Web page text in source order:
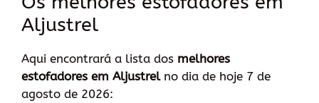
Aljustrel
Aqui encontrará a lista dos melhores
estofadores em Aljustrelno dia de hoje 7 de
agosto de 2026: